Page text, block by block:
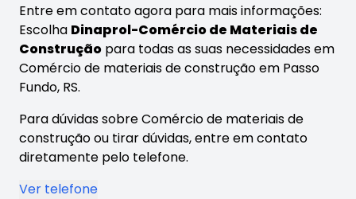
Entre em contato agora para mais informações:
Escolha Dinaprol-Comércio de Materiais de
Construção para todas as suas necessidades em
Comércio de materiais de construção em Passo
Fundo, RS.
Para dúvidas sobre Comércio de materiais de
construção ou tirar dúvidas, entre em contato
diretamente pelo telefone.
Ver telefone